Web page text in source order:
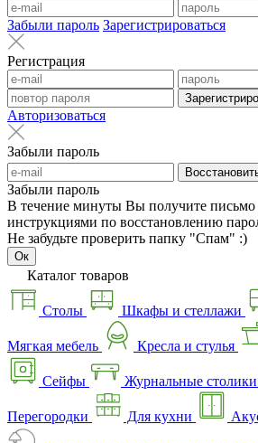
Забыли пароль Зарегистрироваться
Регистрация
Авторизоваться
Забыли пароль
Забыли пароль
В течение минуты Вы получите
инструкциями по восстановлению
Не забудьте проверить папку "Спам" :)
Ок
Каталог товаров
Столы Шкафы и стеллажи
Мягкая мебель Кресла и стулья
Сейфы Журнальные столики
Перегородки Для кухни